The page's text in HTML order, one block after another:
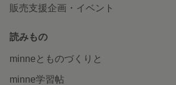
販売支援企画・イベント
読みもの
minneとものづくりと
minne学習帖